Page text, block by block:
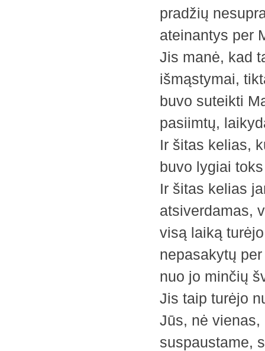
pradžių
ateinantys per
Jis manė, kad
išmąstymai,
buvo suteikti
pasiimtų,
Ir šitas kelias,
buvo lygiai
Ir šitas kelias
atsiverdamas,
visą laiką
nepasakytų
nuo jo minčių
Jis taip turėjo
Jūs, nė
suspaustame,